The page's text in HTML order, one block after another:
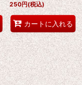
250円(税込)
カートに入れる